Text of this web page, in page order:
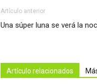
Artículo anterior
Una súper luna se verá la
Artículo relacionados